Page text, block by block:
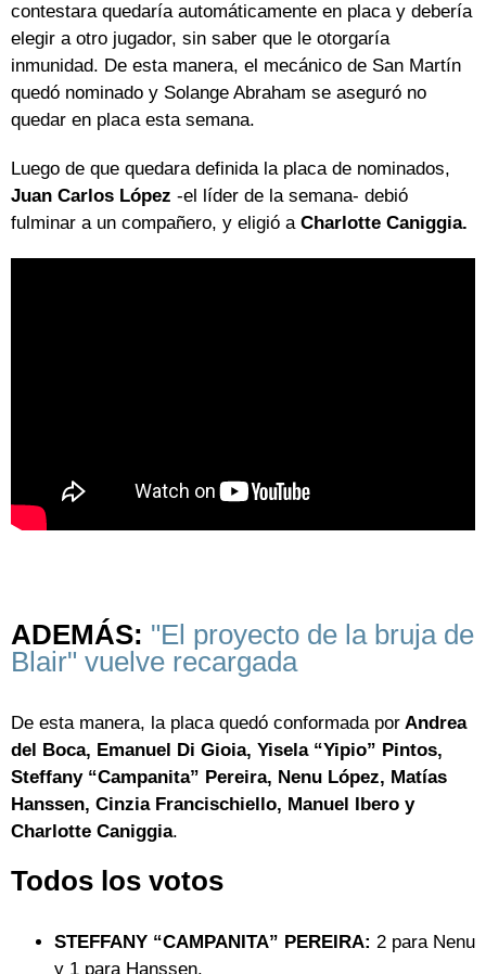
contestara quedaría automáticamente en placa y debería
elegir a otro jugador, sin saber que le otorgaría
inmunidad. De esta manera, el mecánico de San Martín
quedó nominado y Solange Abraham se aseguró no
quedar en placa esta semana.
Luego de que quedara definida la placa de nominados,
Juan Carlos López -el líder de la semana- debió
fulminar a un compañero, y eligió a Charlotte Caniggia.
ADEMÁS: "El proyecto de la bruja de
Blair" vuelve recargada
De esta manera, la placa quedó conformada por Andrea
del Boca, Emanuel Di Gioia, Yisela “Yipio” Pintos,
Steffany “Campanita” Pereira, Nenu López, Matías
Hanssen, Cinzia Francischiello, Manuel Ibero y
Charlotte Caniggia.
Todos los votos
STEFFANY “CAMPANITA” PEREIRA: 2 para Nenu
y 1 para Hanssen.